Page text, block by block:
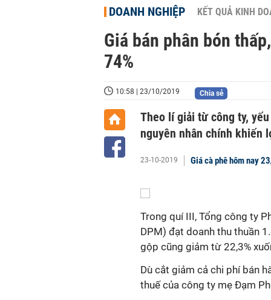
DOANH NGHIỆP KẾT QUẢ KINH
Giá bán phân bón
74%
10:58 | 23/10/2019 Chia sẻ
Theo lí giải từ công ty,
nguyên nhân chính khiến
23-10-2019 Giá cà phê hôm nay
Trong quí III, Tổng công ty
DPM) đạt doanh thu thuần
gộp cũng giảm từ 22,3%
Dù cắt giảm cả chi phí bán
thuế của công ty mẹ Đạm